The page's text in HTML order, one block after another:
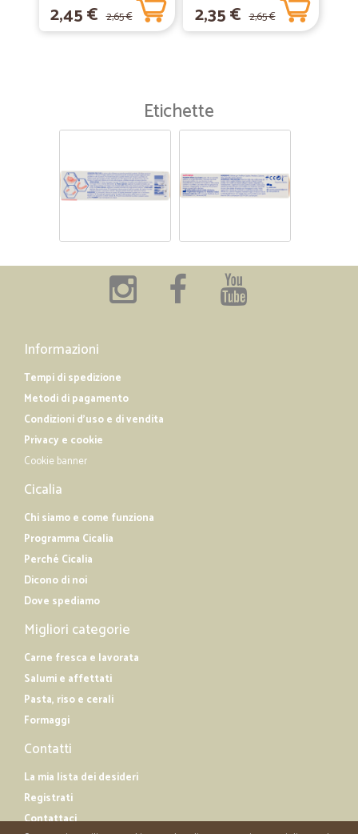
2,45 € 2,65 € 2,35 € 2,65 €
Etichette
Informazioni
Tempi di spedizione
Metodi di pagamento
Condizioni d'uso e di vendita
Privacy e cookie
Cookie banner
Cicalia
Chi siamo e come funziona
Programma Cicalia
Perché Cicalia
Dicono di noi
Dove spediamo
Migliori categorie
Carne fresca e lavorata
Salumi e affettati
Pasta, riso e cerali
Formaggi
Contatti
La mia lista dei desideri
Registrati
Contattaci